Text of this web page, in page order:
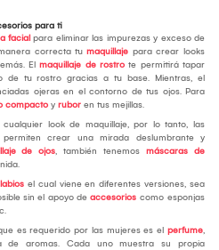
para ti
facial para eliminar las impurezas y exceso de
correcta tu maquillaje para crear looks
El maquillaje de rostro te permitirá tapar
de tu rostro gracias a tu base. Mientras, el
ojeras en el contorno de tus ojos. Para
compacto y rubor en tus mejillas.
look de maquillaje, por lo tanto, las
crear una mirada deslumbrante y
de ojos, también tenemos máscaras de
el cual viene en diferentes versiones, sea
sin el apoyo de accesorios como esponjas
es requerido por las mujeres es el perfume,
aromas. Cada uno muestra su propia